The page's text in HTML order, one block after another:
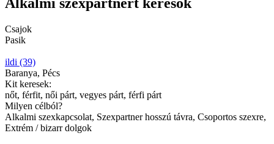
Csajok
Pasik
ildi (39)
Baranya, Pécs
Kit keresek:
nőt, férfit, női párt, vegyes párt, férfi párt
Milyen célból?
Alkalmi szexkapcsolat, Szexpartner hosszú távra, Csoportos szexre,
Extrém / bizarr dolgok